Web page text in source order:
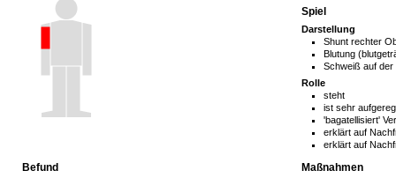
Spiel
Darstellung
Shunt rechter
Blutung
Schweiß auf
Rolle
steht
ist sehr
'bagatellisiert'
erklärt auf
erklärt auf
Befund Maßnahmen